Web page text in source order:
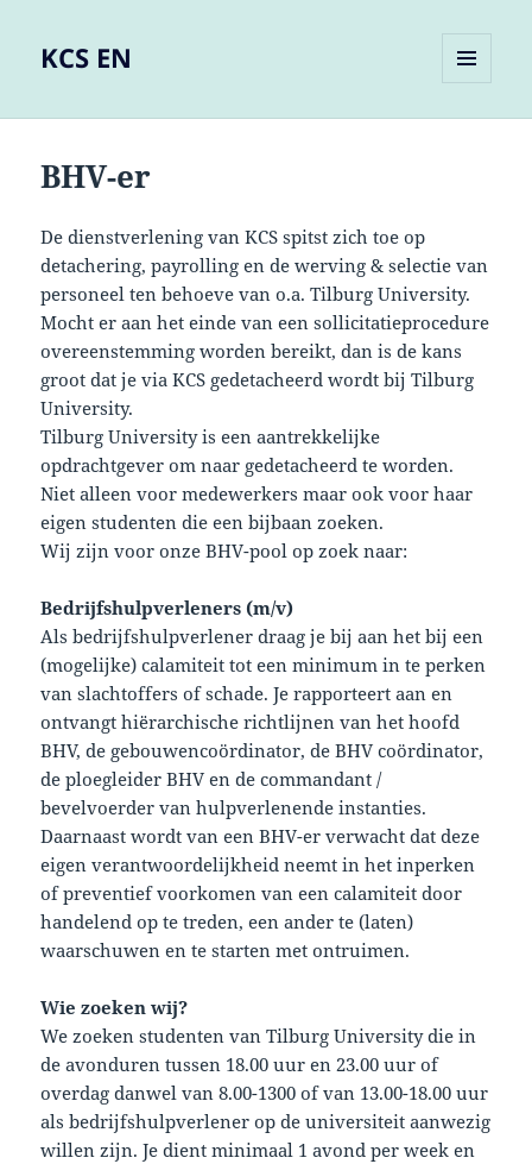
KCS EN
BHV-er
De dienstverlening van KCS spitst zich toe op
detachering, payrolling en de werving & selectie van
personeel ten behoeve van o.a. Tilburg University.
Mocht er aan het einde van een sollicitatieprocedure
overeenstemming worden bereikt, dan is de kans
groot dat je via KCS gedetacheerd wordt bij Tilburg
University.
Tilburg University is een aantrekkelijke
opdrachtgever om naar gedetacheerd te worden.
Niet alleen voor medewerkers maar ook voor haar
eigen studenten die een bijbaan zoeken.
Wij zijn voor onze BHV-pool op zoek naar:
Bedrijfshulpverleners (m/v)
Als bedrijfshulpverlener draag je bij aan het bij een
(mogelijke) calamiteit tot een minimum in te perken
van slachtoffers of schade. Je rapporteert aan en
ontvangt hiërarchische richtlijnen van het hoofd
BHV, de gebouwencoördinator, de BHV coördinator,
de ploegleider BHV en de commandant /
bevelvoerder van hulpverlenende instanties.
Daarnaast wordt van een BHV-er verwacht dat deze
eigen verantwoordelijkheid neemt in het inperken
of preventief voorkomen van een calamiteit door
handelend op te treden, een ander te (laten)
waarschuwen en te starten met ontruimen.
Wie zoeken wij?
We zoeken studenten van Tilburg University die in
de avonduren tussen 18.00 uur en 23.00 uur of
overdag danwel van 8.00-1300 of van 13.00-18.00 uur
als bedrijfshulpverlener op de universiteit aanwezig
willen zijn. Je dient minimaal 1 avond per week en